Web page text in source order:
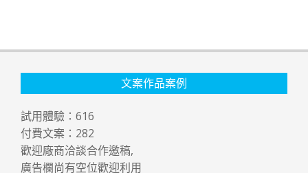
文案作品案例
試用體驗： 616
付費文案： 282
歡迎廠商洽談合作邀稿,
廣告欄尚有空位歡迎利用